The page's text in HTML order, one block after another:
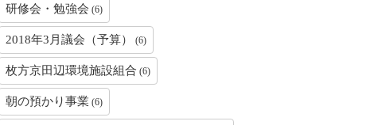
研修会・勉強会 (6)
2018年3月議会（予算） (6)
枚方京田辺環境施設組合 (6)
朝の預かり事業 (6)